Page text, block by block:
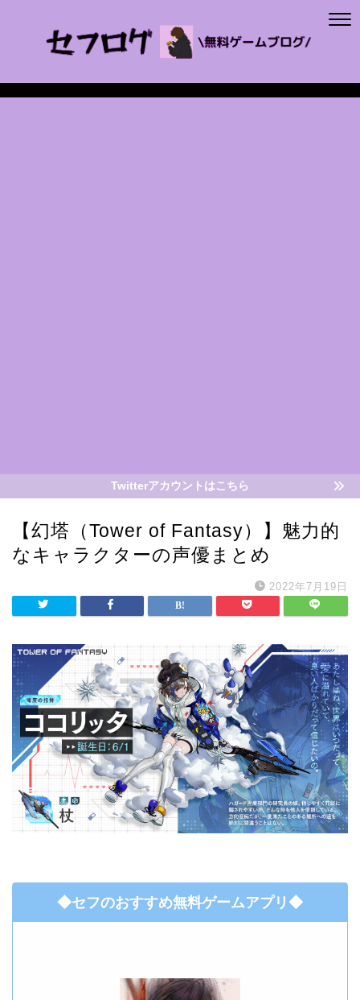
Twitterアカウントはこちら
【幻塔（Tower of Fantasy）】魅力的
なキャラクターの声優まとめ
2022年7月19日
◆セフのおすすめ無料ゲームアプリ◆